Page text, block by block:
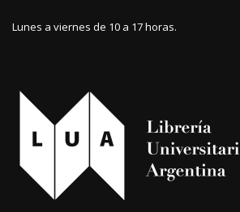
Lunes a viernes de 10 a 17 horas.